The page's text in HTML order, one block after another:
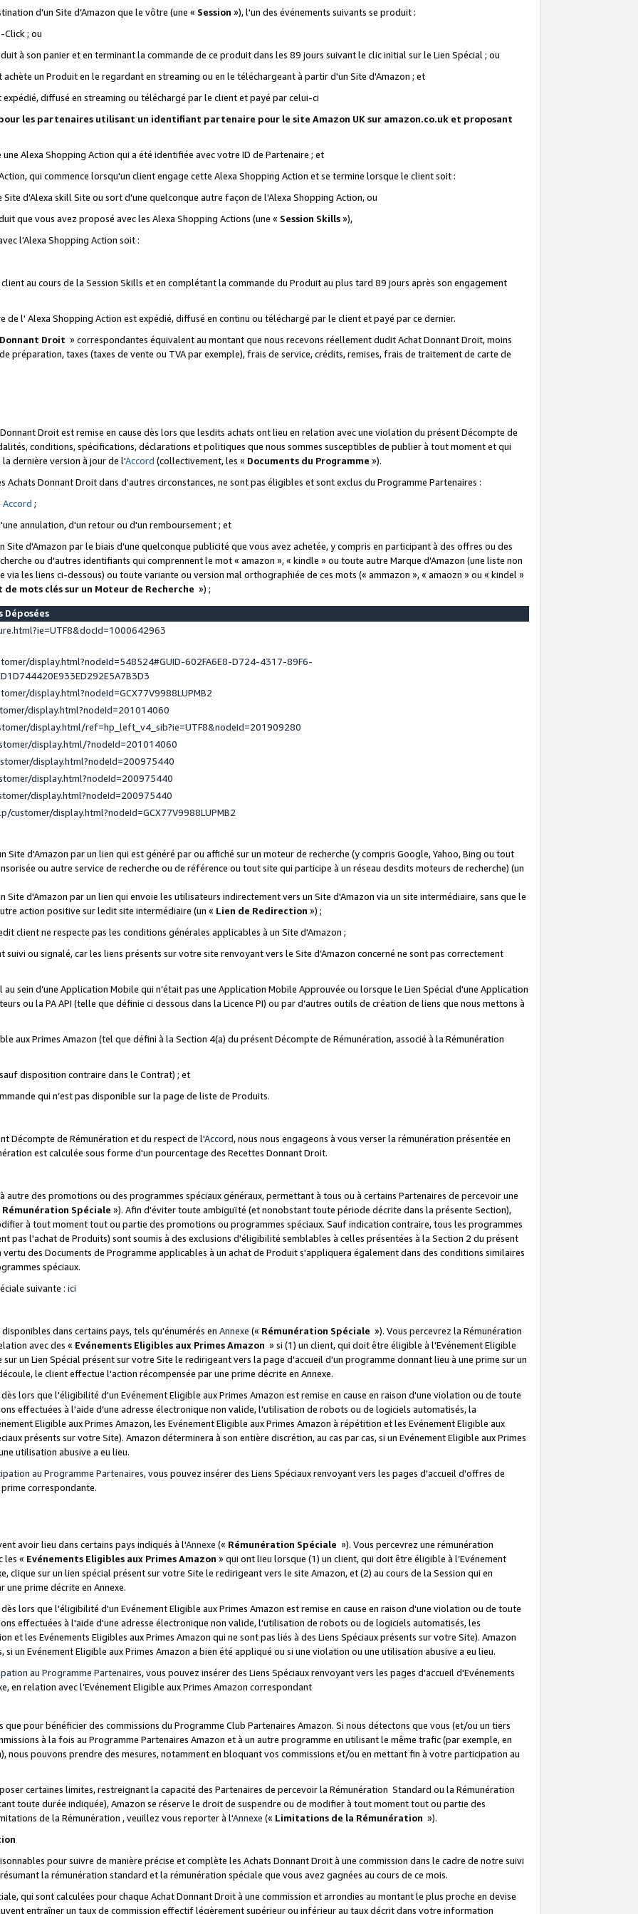
d'un Site d'Amazon que le vôtre (une « Session »), l'un des événements suivants se produit :
; ou
à son panier et en terminant la commande de ce produit dans les 89 jours suivant le clic initial sur le Lien Spécial ; ou
un Produit en le regardant en streaming ou en le téléchargeant à partir d'un Site d'Amazon ; et
diffusé en streaming ou téléchargé par le client et payé par celui-ci
les partenaires utilisant un identifiant partenaire pour le site Amazon UK sur amazon.co.uk et proposant
Alexa Shopping Action qui a été identifiée avec votre ID de Partenaire ; et
qui commence lorsqu'un client engage cette Alexa Shopping Action et se termine lorsque le client soit :
d'Alexa skill Site ou sort d'une quelconque autre façon de l'Alexa Shopping Action, ou
que vous avez proposé avec les Alexa Shopping Actions (une « Session Skills»),
l'Alexa Shopping Action soit :
au cours de la Session Skills et en complétant la commande du Produit au plus tard 89 jours après son engagement
l' Alexa Shopping Action est expédié, diffusé en continu ou téléchargé par le client et payé par ce dernier.
Droit » correspondantes équivalent au montant que nous recevons réellement dudit Achat Donnant Droit, moins
préparation, taxes (taxes de vente ou TVA par exemple), frais de service, crédits, remises, frais de traitement de carte de
Droit est remise en cause dès lors que lesdits achats ont lieu en relation avec une violation du présent Décompte de
conditions, spécifications, déclarations et politiques que nous sommes susceptibles de publier à tout moment et qui
dernière version à jour de l'Accord (collectivement, les « Documents du Programme »).
Achats Donnant Droit dans d'autres circonstances, ne sont pas éligibles et sont exclus du Programme Partenaires :
Accord ;
annulation, d'un retour ou d'un remboursement ; et
d'Amazon par le biais d'une quelconque publicité que vous avez achetée, y compris en participant à des offres ou des
ou d'autres identifiants qui comprennent le mot « amazon », « kindle » ou toute autre Marque d'Amazon (une liste non
via les liens ci-dessous) ou toute variante ou version mal orthographiée de ces mots (« ammazon », « amaozn » ou « kindel »
mots clés sur un Moteur de Recherche ») ;
Déposées
display.html?nodeId=548524#GUID-602FA6E8-D724-4317-89F6-
display.html?nodeId=GCX77V9988LUPMB2
display.html?nodeId=201014060
display.html/ref=hp_left_v4_sib?ie=UTF8&nodeId=201909280
display.html/?nodeId=201014060
display.html?nodeId=200975440
display.html?nodeId=200975440
display.html?nodeId=200975440
display.html?nodeId=GCX77V9988LUPMB2
d'Amazon par un lien qui est généré par ou affiché sur un moteur de recherche (y compris Google, Yahoo, Bing ou tout
ou autre service de recherche ou de référence ou tout site qui participe à un réseau desdits moteurs de recherche) (un
d'Amazon par un lien qui envoie les utilisateurs indirectement vers un Site d'Amazon via un site intermédiaire, sans que le
action positive sur ledit site intermédiaire (un « Lien de Redirection ») ;
client ne respecte pas les conditions générales applicables à un Site d'Amazon ;
ou signalé, car les liens présents sur votre site renvoyant vers le Site d’Amazon concerné ne sont pas correctement
sein d’une Application Mobile qui n’était pas une Application Mobile Approuvée ou lorsque le Lien Spécial d'une Application
ou la PA API (telle que définie ci dessous dans la Licence PI) ou par d’autres outils de création de liens que nous mettons à
aux Primes Amazon (tel que défini à la Section 4(a) du présent Décompte de Rémunération, associé à la Rémunération
disposition contraire dans le Contrat) ; et
qui n’est pas disponible sur la page de liste de Produits.
Décompte de Rémunération et du respect de l'Accord, nous nous engageons à vous verser la rémunération présentée en
est calculée sous forme d'un pourcentage des Recettes Donnant Droit.
autre des promotions ou des programmes spéciaux généraux, permettant à tous ou à certains Partenaires de percevoir une
Rémunération Spéciale »). Afin d'éviter toute ambiguïté (et nonobstant toute période décrite dans la présente Section),
à tout moment tout ou partie des promotions ou programmes spéciaux. Sauf indication contraire, tous les programmes
pas l'achat de Produits) sont soumis à des exclusions d'éligibilité semblables à celles présentées à la Section 2 du présent
des Documents de Programme applicables à un achat de Produit s'appliquera également dans des conditions similaires
spéciaux.
suivante : ici
dans certains pays, tels qu'énumérés en Annexe (« Rémunération Spéciale »). Vous percevrez la Rémunération
avec des « Evénements Eligibles aux Primes Amazon » si (1) un client, qui doit être éligible à l'Evénement Eligible
sur un Lien Spécial présent sur votre Site le redirigeant vers la page d'accueil d'un programme donnant lieu à une prime sur un
le client effectue l'action récompensée par une prime décrite en Annexe.
lors que l'éligibilité d'un Evénement Eligible aux Primes Amazon est remise en cause en raison d'une violation ou de toute
effectuées à l'aide d'une adresse électronique non valide, l'utilisation de robots ou de logiciels automatisés, la
Eligible aux Primes Amazon, les Evénement Eligible aux Primes Amazon à répétition et les Evénement Eligible aux
présents sur votre Site). Amazon déterminera à son entière discrétion, au cas par cas, si un Evénement Eligible aux Primes
utilisation abusive a eu lieu.
au Programme Partenaires, vous pouvez insérer des Liens Spéciaux renvoyant vers les pages d'accueil d'offres de
correspondante.
avoir lieu dans certains pays indiqués à l'Annexe (« Rémunération Spéciale »). Vous percevrez une rémunération
les « Evénements Eligibles aux Primes Amazon » qui ont lieu lorsque (1) un client, qui doit être éligible à l’Evénement
clique sur un lien spécial présent sur votre Site le redirigeant vers le site Amazon, et (2) au cours de la Session qui en
prime décrite en Annexe.
lors que l'éligibilité d'un Evénement Eligible aux Primes Amazon est remise en cause en raison d'une violation ou de toute
effectuées à l'aide d'une adresse électronique non valide, l'utilisation de robots ou de logiciels automatisés, les
et les Evénements Eligibles aux Primes Amazon qui ne sont pas liés à des Liens Spéciaux présents sur votre Site). Amazon
un Evénement Eligible aux Primes Amazon a bien été appliqué ou si une violation ou une utilisation abusive a eu lieu.
au Programme Partenaires, vous pouvez insérer des Liens Spéciaux renvoyant vers les pages d'accueil d'Evénements
en relation avec l’Evénement Eligible aux Primes Amazon correspondant
pour bénéficier des commissions du Programme Club Partenaires Amazon. Si nous détectons que vous (et/ou un tiers
à la fois au Programme Partenaires Amazon et à un autre programme en utilisant le même trafic (par exemple, en
nous pouvons prendre des mesures, notamment en bloquant vos commissions et/ou en mettant fin à votre participation au
certaines limites, restreignant la capacité des Partenaires de percevoir la Rémunération Standard ou la Rémunération
toute durée indiquée), Amazon se réserve le droit de suspendre ou de modifier à tout moment tout ou partie des
de la Rémunération , veuillez vous reporter à l'Annexe (« Limitations de la Rémunération »).
pour suivre de manière précise et complète les Achats Donnant Droit à une commission dans le cadre de notre suivi
la rémunération standard et la rémunération spéciale que vous avez gagnées au cours de ce mois.
qui sont calculées pour chaque Achat Donnant Droit à une commission et arrondies au montant le plus proche en devise
entraîner un taux de commission effectif légèrement supérieur ou inférieur au taux décrit dans votre information